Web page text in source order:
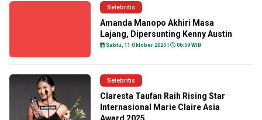
Selebritis
Amanda Manopo Akhiri Masa
Lajang, Dipersunting Kenny Austin
Sabtu, 11 Oktober 2025 | 06:59 WIB
Selebritis
Claresta Taufan Raih Rising Star
Internasional Marie Claire Asia